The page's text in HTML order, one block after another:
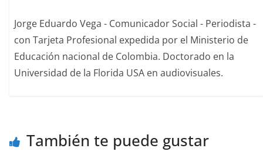
Jorge Eduardo Vega - Comunicador Social - Periodista -
con Tarjeta Profesional expedida por el Ministerio de
Educación nacional de Colombia. Doctorado en la
Universidad de la Florida USA en audiovisuales.
También te puede gustar